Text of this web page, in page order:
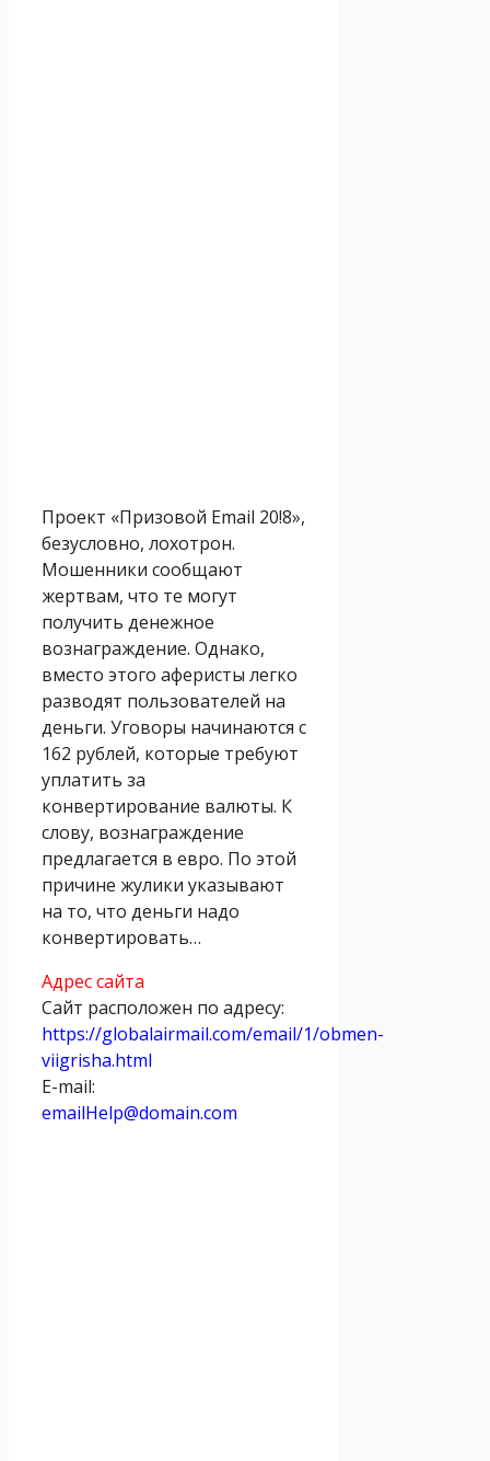
Проект «Призовой Email 20!8»,
безусловно, лохотрон.
Мошенники сообщают
жертвам, что те могут
получить денежное
вознаграждение. Однако,
вместо этого аферисты легко
разводят пользователей на
деньги. Уговоры начинаются с
162 рублей, которые требуют
уплатить за
конвертирование валюты. К
слову, вознаграждение
предлагается в евро. По этой
причине жулики указывают
на то, что деньги надо
конвертировать…
Адрес сайта
Сайт расположен по адресу:
https://globalairmail.com/email/1/obmen-
viigrisha.html
E-mail:
emailHelp@domain.com